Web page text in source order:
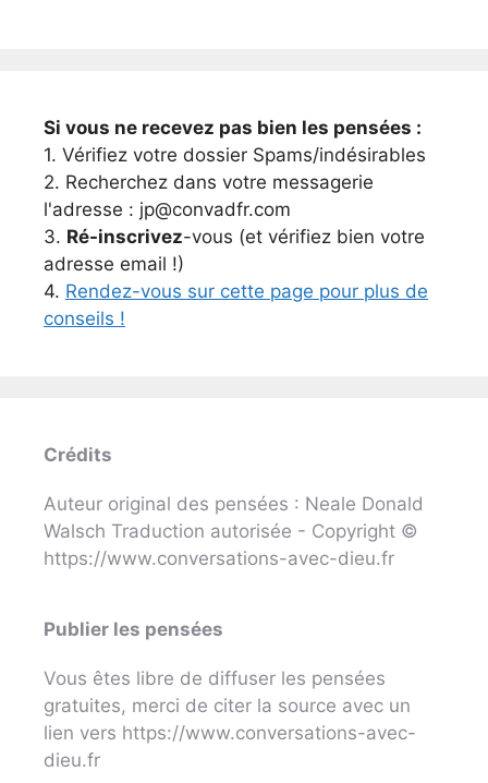
Si vous ne recevez pas bien les pensées :
1. Vérifiez votre dossier Spams/indésirables
2. Recherchez dans votre messagerie
l'adresse : jp@convadfr.com
3. Ré-inscrivez-vous (et vérifiez bien votre
adresse email !)
4. Rendez-vous sur cette page pour plus de
conseils !
Crédits
Auteur original des pensées : Neale Donald
Walsch Traduction autorisée - Copyright ©
https://www.conversations-avec-dieu.fr
Publier les pensées
Vous êtes libre de diffuser les pensées
gratuites, merci de citer la source avec un
lien vers https://www.conversations-avec-
dieu.fr